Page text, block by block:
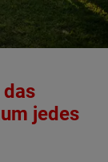
das
jedes